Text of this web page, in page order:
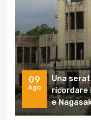
09
Ago
Una
ricordare
e